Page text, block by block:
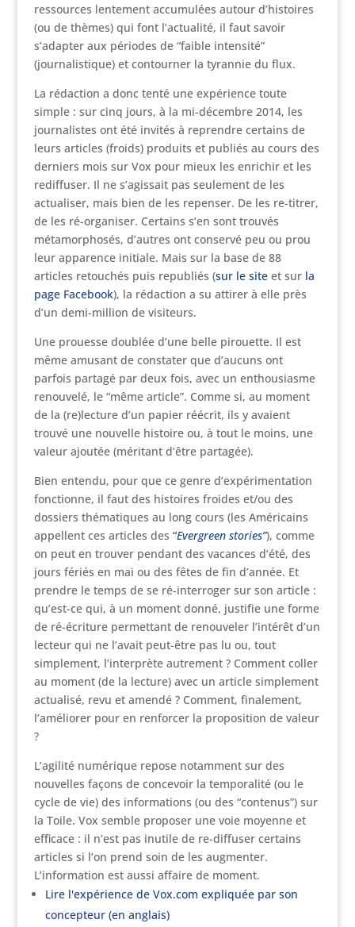
ressources lentement accumulées autour d’histoires
(ou de thèmes) qui font l’actualité, il faut savoir
s’adapter aux périodes de “faible intensité”
(journalistique) et contourner la tyrannie du flux.
La rédaction a donc tenté une expérience toute
simple : sur cinq jours, à la mi-décembre 2014, les
journalistes ont été invités à reprendre certains de
leurs articles (froids) produits et publiés au cours des
derniers mois sur Vox pour mieux les enrichir et les
rediffuser. Il ne s’agissait pas seulement de les
actualiser, mais bien de les repenser. De les re-titrer,
de les ré-organiser. Certains s’en sont trouvés
métamorphosés, d’autres ont conservé peu ou prou
leur apparence initiale. Mais sur la base de 88
articles retouchés puis republiés (sur le siteet sur la
page Facebook), la rédaction a su attirer à elle près
d’un demi-million de visiteurs.
Une prouesse doublée d’une belle pirouette. Il est
même amusant de constater que d’aucuns ont
parfois partagé par deux fois, avec un enthousiasme
renouvelé, le “même article”. Comme si, au moment
de la (re)lecture d’un papier réécrit, ils y avaient
trouvé une nouvelle histoire ou, à tout le moins, une
valeur ajoutée (méritant d’être partagée).
Bien entendu, pour que ce genre d’expérimentation
fonctionne, il faut des histoires froides et/ou des
dossiers thématiques au long cours (les Américains
appellent ces articles des “Evergreen stories”), comme
on peut en trouver pendant des vacances d’été, des
jours fériés en mai ou des fêtes de fin d’année. Et
prendre le temps de se ré-interroger sur son article :
qu’est-ce qui, à un moment donné, justifie une forme
de ré-écriture permettant de renouveler l’intérêt d’un
lecteur qui ne l’avait peut-être pas lu ou, tout
simplement, l’interprète autrement ? Comment coller
au moment (de la lecture) avec un article simplement
actualisé, revu et amendé ? Comment, finalement,
l’améliorer pour en renforcer la proposition de valeur
?
L’agilité numérique repose notamment sur des
nouvelles façons de concevoir la temporalité (ou le
cycle de vie) des informations (ou des “contenus”) sur
la Toile. Vox semble proposer une voie moyenne et
efficace : il n’est pas inutile de re-diffuser certains
articles si l’on prend soin de les augmenter.
L’information est aussi affaire de moment.
Lire l'expérience de Vox.com expliquée par son
concepteur (en anglais)